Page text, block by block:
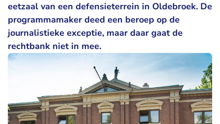
eetzaal van een defensieterrein in Oldebroek. De
programmamaker deed een beroep op de
journalistieke exceptie, maar daar gaat de
rechtbank niet in mee.